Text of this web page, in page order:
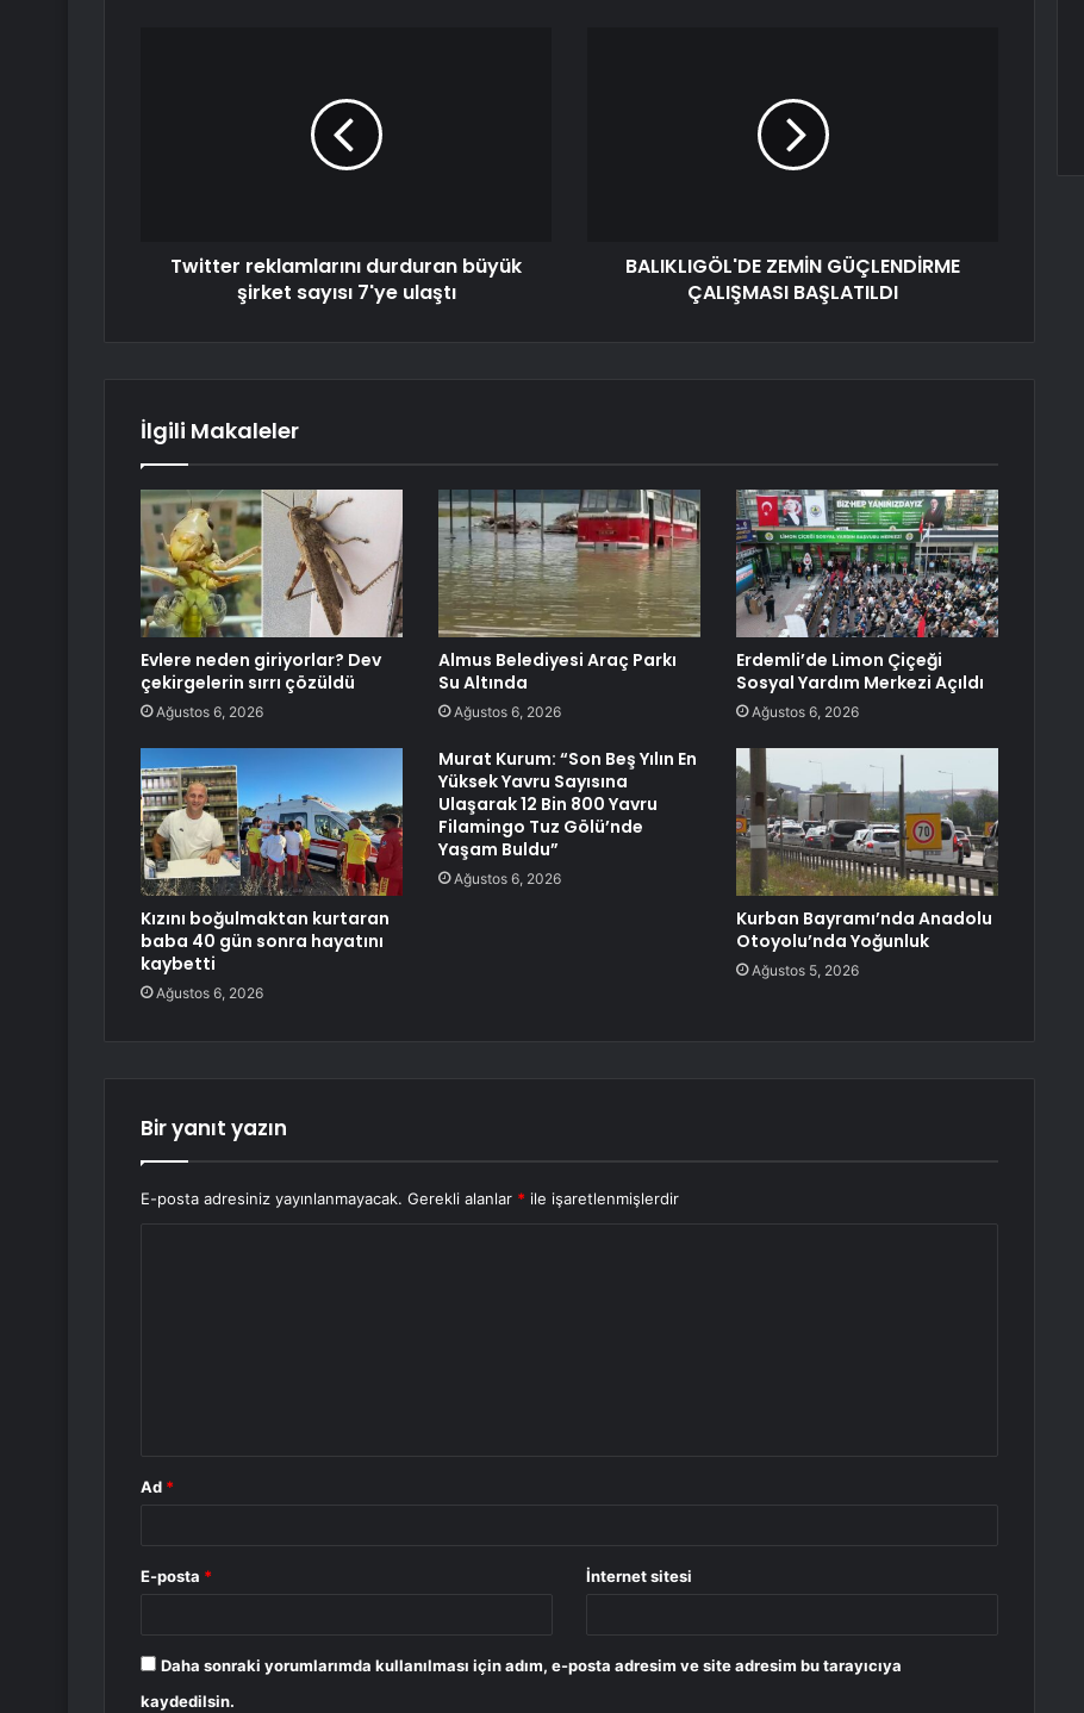
Twitter reklamlarını durduran büyük
şirket sayısı 7'ye ulaştı
BALIKLIGÖL'DE ZEMİN GÜÇLENDİRME
ÇALIŞMASI BAŞLATILDI
İlgili Makaleler
Evlere neden giriyorlar? Dev
çekirgelerin sırrı çözüldü
Ağustos 6, 2026
Almus Belediyesi Araç Parkı
Su Altında
Ağustos 6, 2026
Erdemli’de Limon Çiçeği
Sosyal Yardım Merkezi Açıldı
Ağustos 6, 2026
Kızını boğulmaktan kurtaran
baba 40 gün sonra hayatını
kaybetti
Ağustos 6, 2026
Murat Kurum: “Son Beş Yılın En
Yüksek Yavru Sayısına
Ulaşarak 12 Bin 800 Yavru
Filamingo Tuz Gölü’nde
Yaşam Buldu”
Ağustos 6, 2026
Kurban Bayramı’nda Anadolu
Otoyolu’nda Yoğunluk
Ağustos 5, 2026
Bir yanıt yazın
E-posta adresiniz yayınlanmayacak. Gerekli alanlar * ile işaretlenmişlerdir
Ad *
E-posta * İnternet sitesi
Daha sonraki yorumlarımda kullanılması için adım, e-posta adresim ve site adresim bu tarayıcıya
kaydedilsin.